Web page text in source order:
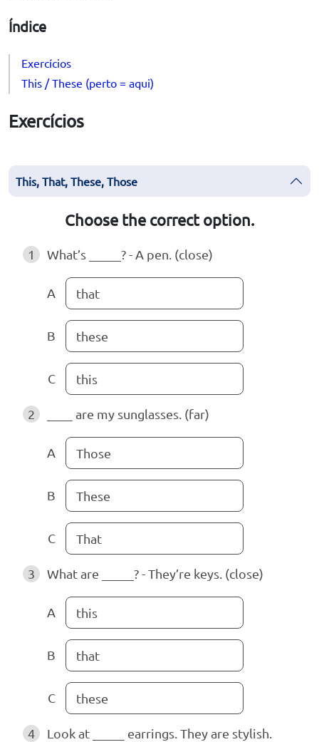
Índice
Exercícios
This / These (perto = aqui)
Exercícios
This, That, These, Those
Choose the correct option.
1 What’s _____? - A pen. (close)
A that
B these
C this
2 ____ are my sunglasses. (far)
A Those
B These
C That
3 What are _____? - They’re keys. (close)
A this
B that
C these
4
Look at _____ earrings. They are stylish.